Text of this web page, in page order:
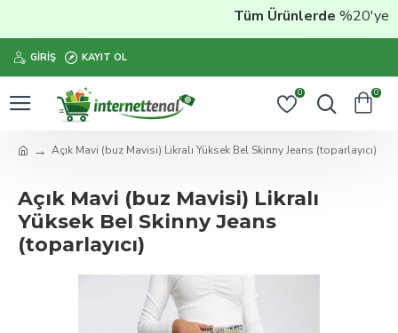
Tüm Ürünlerde%20'ye
GIRIŞ KAYIT OL
0 0
Açık Mavi (buz Mavisi) Likralı Yüksek Bel Skinny Jeans (toparlayıcı)
Açık Mavi (buz Mavisi) Likralı
Yüksek Bel Skinny Jeans
(toparlayıcı)